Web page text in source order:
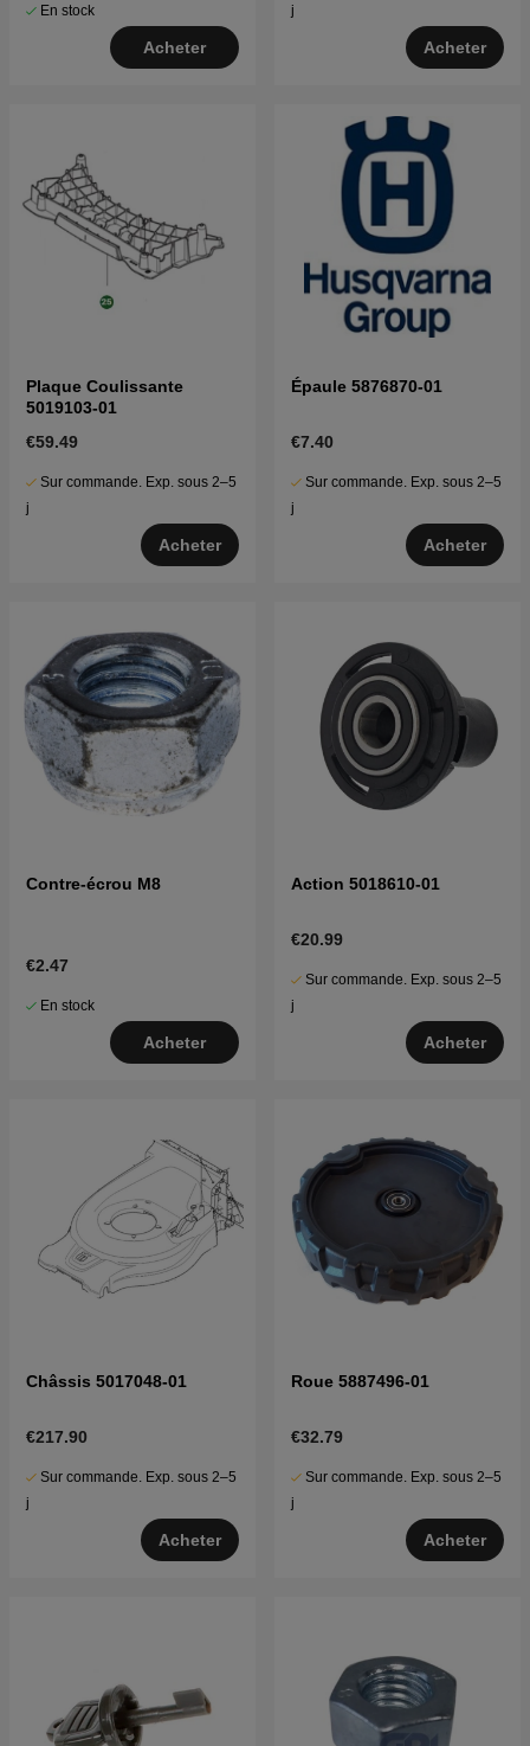
En stock
Acheter
j
Acheter
Plaque Coulissante
5019103-01
€59.49
Sur commande. Exp. sous 2–5
j
Acheter
Épaule 5876870-01
€7.40
Sur commande. Exp. sous 2–5
j
Acheter
Contre-écrou M8
€2.47
En stock
Acheter
Action 5018610-01
€20.99
Sur commande. Exp. sous 2–5
j
Acheter
Châssis 5017048-01
€217.90
Sur commande. Exp. sous 2–5
j
Acheter
Roue 5887496-01
€32.79
Sur commande. Exp. sous 2–5
j
Acheter